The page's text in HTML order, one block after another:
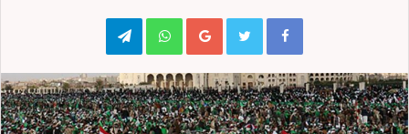
Google+
WhatsApp
Telegram